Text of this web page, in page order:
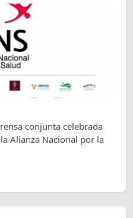
conjunta celebrada
Alianza Nacional por la